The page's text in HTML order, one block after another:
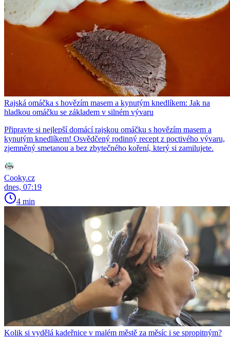
Rajská omáčka s hovězím masem a kynutým knedlíkem: Jak na
hladkou omáčku se základem v silném vývaru
Připravte si nejlepší domácí rajskou omáčku s hovězím masem a
kynutým knedlíkem! Osvědčený rodinný recept z poctivého vývaru,
zjemněný smetanou a bez zbytečného koření, který si zamilujete.
Cooky.cz
dnes, 07:19
4 min
Kolik si vydělá kadeřnice v malém městě za měsíc i se spropitným?